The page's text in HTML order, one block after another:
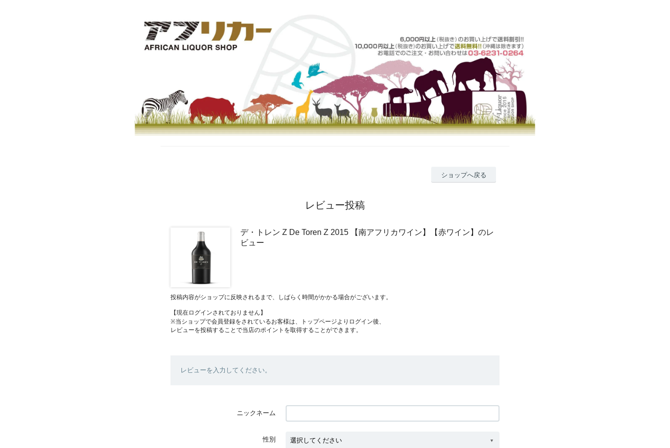
ショップへ戻る
レビュー投稿
デ・トレン Z De Toren Z 2015 【南アフリカワイン】【赤ワイン】のレ
ビュー
投稿内容がショップに反映されるまで、しばらく時間がかかる場合がございます。
【現在ログインされておりません】
※当ショップで会員登録をされているお客様は、トップページよりログイン後、
レビューを投稿することで当店のポイントを取得することができます。
レビューを入力してください。
ニックネーム
性別